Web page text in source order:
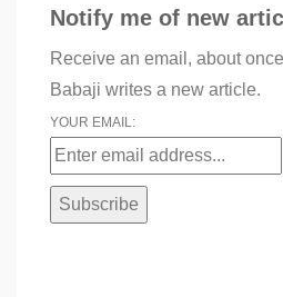
Notify me of new
Receive an email, about
Babaji writes a new article.
YOUR EMAIL: